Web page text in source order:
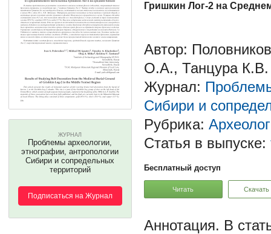
Гришкин Лог-2 на
ЖУРНАЛ
Проблемы археологии,
этнографии, антропологии
Сибири и сопредельных
территорий
Подписаться на Журнал
Автор:
О.А., Танцура К.В.
Журнал:
Сибири и
Рубрика:
Статья в выпуске:
Бесплатный доступ
Читать Скачать
В